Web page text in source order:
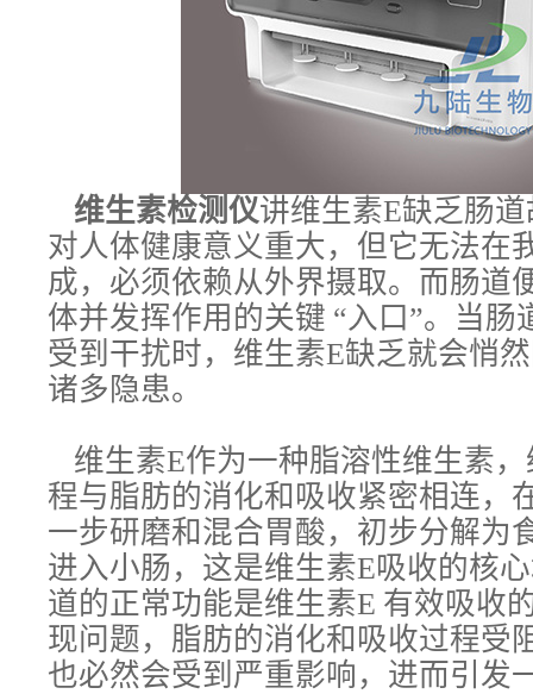
维生素检测仪讲维生素E缺乏肠
对人体健康意义重大，但它无法在
成，必须依赖从外界摄取。而肠道
体并发挥作用的关键 “入口”。当肠
受到干扰时，维生素E缺乏就会悄
诸多隐患。
维生素E作为一种脂溶性维生素
程与脂肪的消化和吸收紧密相连，
一步研磨和混合胃酸，初步分解为
进入小肠，这是维生素E吸收的核
道的正常功能是维生素E 有效吸收
现问题，脂肪的消化和吸收过程受
也必然会受到严重影响，进而引发